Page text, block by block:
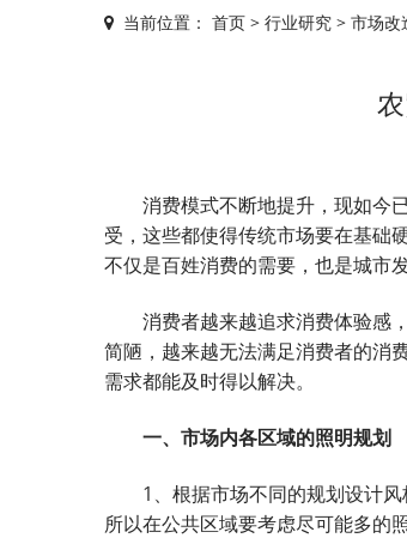
当前位置： 首页 > 行业研究 > 市场改
消费模式不断地提升，现如今已
受，这些都使得传统市场要在基础
不仅是百姓消费的需要，也是城市
消费者越来越追求消费体验感，
简陋，越来越无法满足消费者的消
需求都能及时得以解决。
一、市场内各区域的照明规划
1、根据市场不同的规划设计风
所以在公共区域要考虑尽可能多的